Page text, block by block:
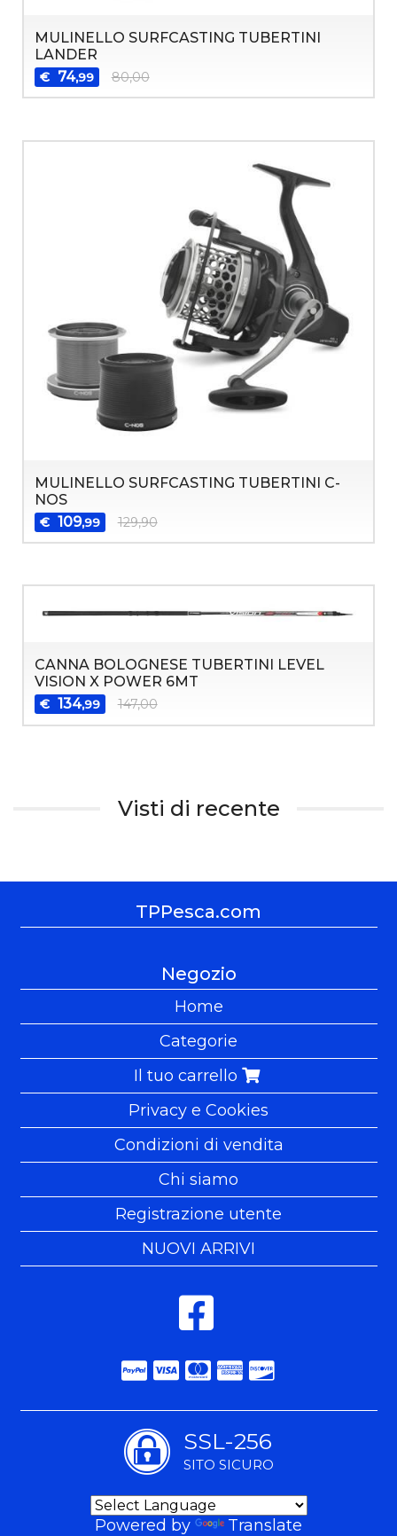
MULINELLO SURFCASTING TUBERTINI
LANDER
€ 74,99 80,00
MULINELLO SURFCASTING TUBERTINI C-
NOS
€ 109,99 129,90
CANNA BOLOGNESE TUBERTINI LEVEL
VISION X POWER 6MT
€ 134,99 147,00
Visti di recente
TPPesca.com
Negozio
Home
Categorie
Il tuo carrello
Privacy e Cookies
Condizioni di vendita
Chi siamo
Registrazione utente
NUOVI ARRIVI
SSL-256
SITO SICURO
Powered by Translate